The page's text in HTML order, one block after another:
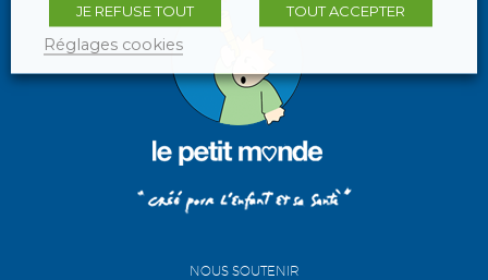
NOUS SOUTENIR
JE REFUSE TOUT TOUT ACCEPTER
Réglages cookies